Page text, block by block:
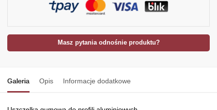
Masz pytania odnośnie produktu?
Galeria Opis Informacje dodatkowe